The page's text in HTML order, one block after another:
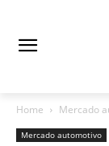
Home Mercado
Mercado automotivo